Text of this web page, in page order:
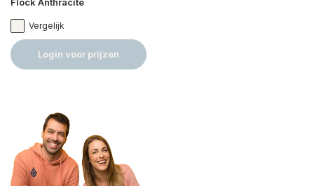
Vergelijk
Login voor prijzen